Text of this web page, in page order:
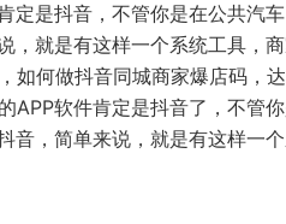
定是抖音，不管你是在公共汽
，就是有这样一个系统工具，
如何做抖音同城商家爆店码，
APP软件肯定是抖音了，不管
音，简单来说，就是有这样一